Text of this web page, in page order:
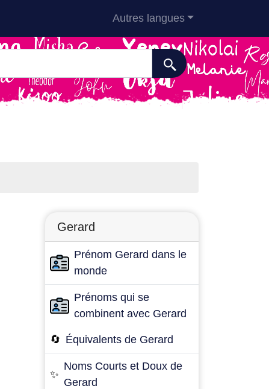
Autres langues
Gerard
Prénom Gerard dans le
monde
Prénoms qui se
combinent avec Gerard
🔄 Équivalents de Gerard
✨
Noms Courts et Doux de
Gerard